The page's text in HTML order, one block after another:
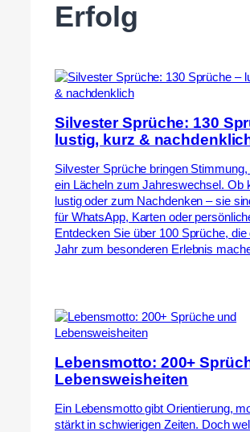
Erfolg
Silvester Sprüche: 130
lustig, kurz &
Silvester Sprüche bringen Stimmung,
ein Lächeln zum Jahreswechsel. Ob
lustig oder zum Nachdenken – sie
für WhatsApp, Karten oder
Entdecken Sie über 100 Sprüche, die
Jahr zum besonderen Erlebnis
Lebensmotto: 200+
Lebensweisheiten
Ein Lebensmotto gibt Orientierung,
stärkt in schwierigen Zeiten. Doch